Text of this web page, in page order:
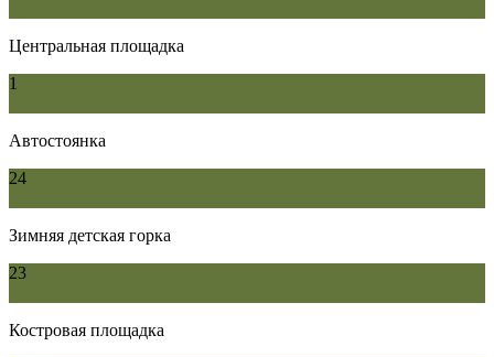
Центральная площадка
1
Автостоянка
24
Зимняя детская горка
23
Костровая площадка